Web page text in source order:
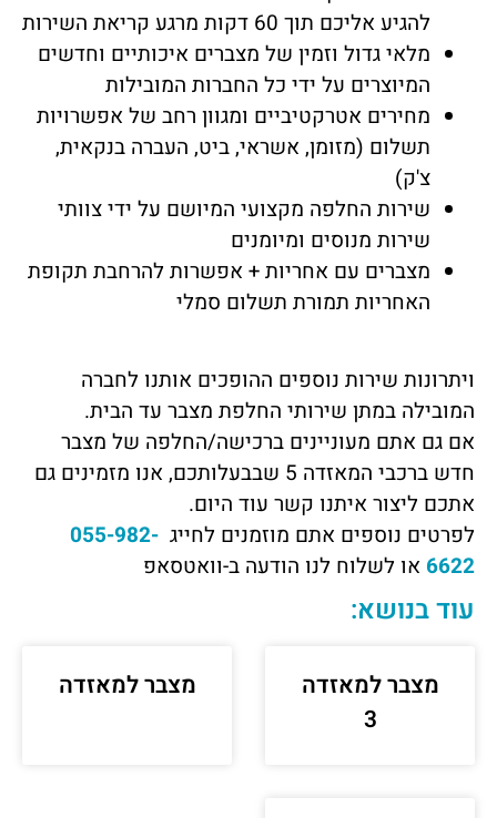
להגיע אליכם תוך 60 דקות מרגע קריאת השירות
מלאי גדול וזמין של מצברים איכותיים וחדשים
המיוצרים על ידי כל החברות המובילות
מחירים אטרקטיביים ומגוון רחב של אפשרויות
תשלום (מזומן, אשראי, ביט, העברה בנקאית,
צ'ק)
שירות החלפה מקצועי המיושם על ידי צוותי
שירות מנוסים ומיומנים
מצברים עם אחריות + אפשרות להרחבת תקופת
האחריות תמורת תשלום סמלי
ויתרונות שירות נוספים ההופכים אותנו לחברה
המובילה במתן שירותי החלפת מצבר עד הבית.
אם גם אתם מעוניינים ברכישה/החלפה של מצבר
חדש ברכבי המאזדה 5 שבבעלותכם, אנו מזמינים גם
אתכם ליצור איתנו קשר עוד היום.
לפרטים נוספים אתם מוזמנים לחייג 055-982-
6622 או לשלוח לנו הודעה ב-וואטסאפ
עוד בנושא:
מצבר למאזדה
3
מצבר למאזדה